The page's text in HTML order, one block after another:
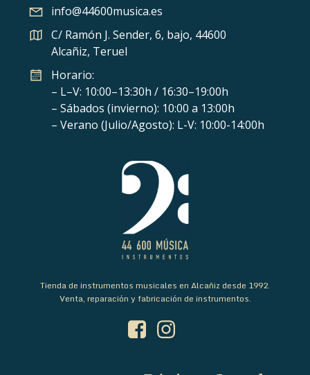
info@44600musica.es
C/ Ramón J. Sender, 6, bajo, 44600
Alcañiz, Teruel
Horario:
– L–V: 10:00–13:30h / 16:30–19:00h
– Sábados (invierno): 10:00 a 13:00h
– Verano (Julio/Agosto): L-V: 10:00-14:00h
Tienda de instrumentos musicales en Alcañiz desde 1992.
Venta, reparación y fabricación de instrumentos.